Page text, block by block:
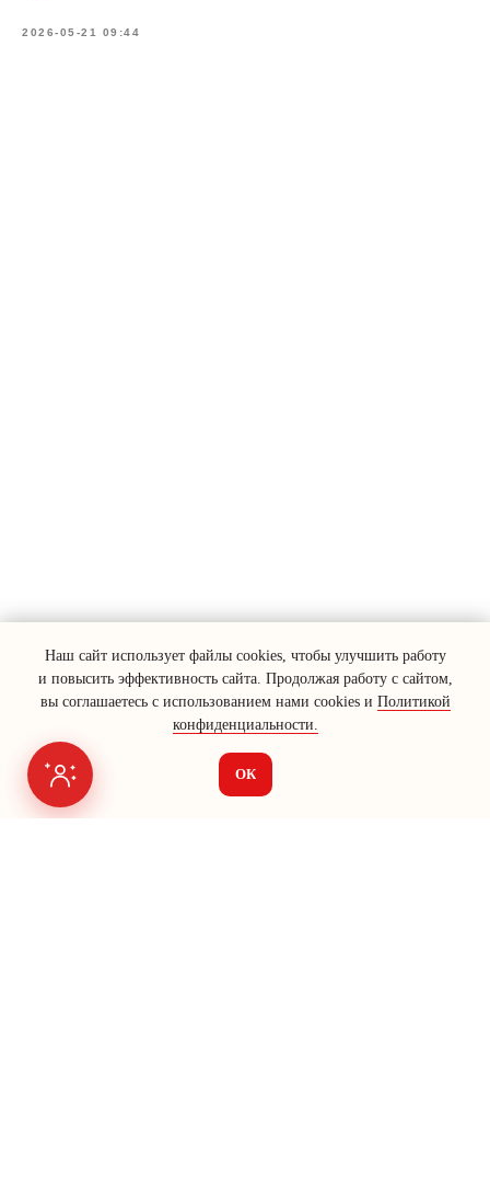
Наш сайт использует файлы cookies, чтобы улучшить работу
и повысить эффективность сайта. Продолжая работу с сайтом,
вы соглашаетесь с использованием нами cookies и Политикой
конфиденциальности.
ОК
2026-05-21 09:44